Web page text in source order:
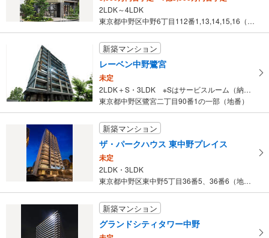
2LDK～4LDK
東京都中野区中野6丁目112番1,13,14,15,16（地番）
新築マンション
レーベン中野鷺宮
未定
2LDK＋S・3LDK ※Sはサービスルーム（納戸）です。
東京都中野区鷺宮二丁目90番1の一部（地番）
新築マンション
ザ・パークハウス 東中野プレイス
未定
2LDK・3LDK
東京都中野区東中野5丁目36番5、36番6（地番）
新築マンション
グランドシティタワー中野